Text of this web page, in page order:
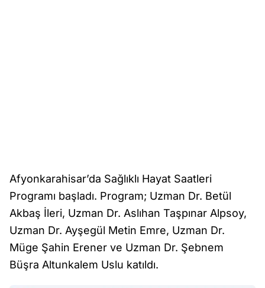
Afyonkarahisar’da Sağlıklı Hayat Saatleri
Programı başladı. Program; Uzman Dr. Betül
Akbaş İleri, Uzman Dr. Aslıhan Taşpınar Alpsoy,
Uzman Dr. Ayşegül Metin Emre, Uzman Dr.
Müge Şahin Erener ve Uzman Dr. Şebnem
Büşra Altunkalem Uslu katıldı.